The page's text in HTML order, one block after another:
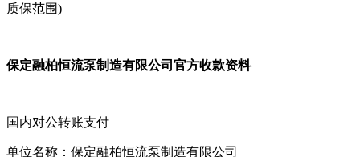
质保范围)
保定融柏恒流泵制造有限公司官方收款资料
国内对公转账支付
单位名称：保定融柏恒流泵制造有限公司